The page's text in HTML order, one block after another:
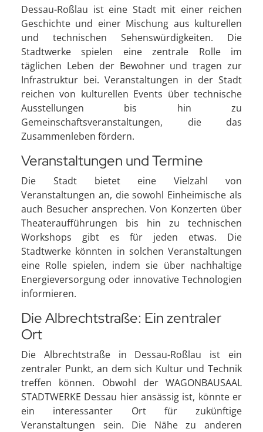
Dessau-Roßlau ist eine Stadt mit einer reichen
Geschichte und einer Mischung aus kulturellen
und technischen Sehenswürdigkeiten. Die
Stadtwerke spielen eine zentrale Rolle im
täglichen Leben der Bewohner und tragen zur
Infrastruktur bei. Veranstaltungen in der Stadt
reichen von kulturellen Events über technische
Ausstellungen bis hin zu
Gemeinschaftsveranstaltungen, die das
Zusammenleben fördern.
Veranstaltungen und Termine
Die Stadt bietet eine Vielzahl von
Veranstaltungen an, die sowohl Einheimische als
auch Besucher ansprechen. Von Konzerten über
Theateraufführungen bis hin zu technischen
Workshops gibt es für jeden etwas. Die
Stadtwerke könnten in solchen Veranstaltungen
eine Rolle spielen, indem sie über nachhaltige
Energieversorgung oder innovative Technologien
informieren.
Die Albrechtstraße: Ein zentraler
Ort
Die Albrechtstraße in Dessau-Roßlau ist ein
zentraler Punkt, an dem sich Kultur und Technik
treffen können. Obwohl der WAGONBAUSAAL
STADTWERKE Dessau hier ansässig ist, könnte er
ein interessanter Ort für zukünftige
Veranstaltungen sein. Die Nähe zu anderen